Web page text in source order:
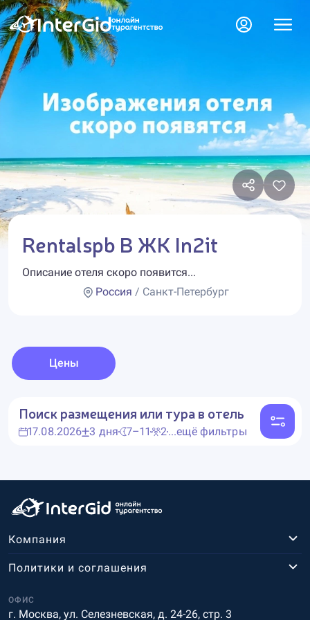
Rentalspb В ЖК In2it
Описание отеля скоро появится...
Россия / Санкт-Петербург
Цены
Поиск размещения или тура в отель
17.08.2026 3 дня 7–11 2...ещё фильтры
Компания
ОФИС
г. Москва, ул. Селезневская, д. 24-26, стр. 3
Политики и соглашения